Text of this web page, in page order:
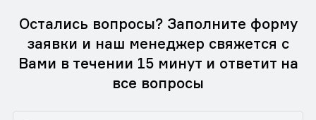
Остались вопросы? Заполните форму
заявки и наш менеджер свяжется с
Вами в течении 15 минут и ответит на
все вопросы